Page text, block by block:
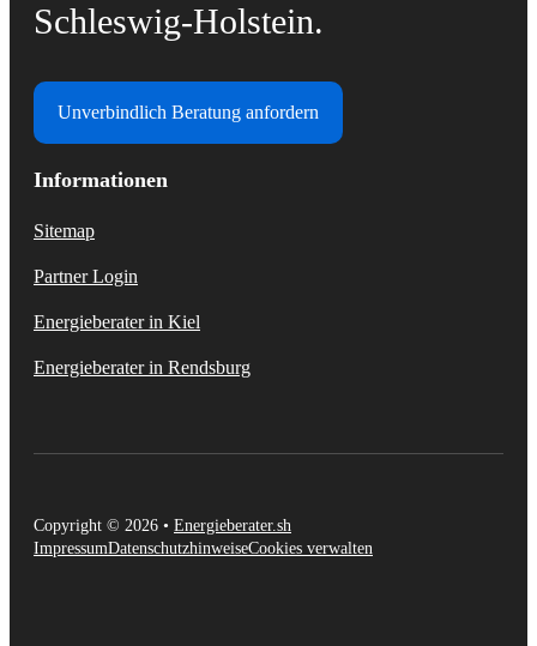
Informationen
Sitemap
Partner Login
Energieberater in Kiel
Energieberater in Rendsburg
Schleswig-Holstein.
Unverbindlich Beratung anfordern
Copyright © 2026 • Energieberater.sh
ImpressumDatenschutzhinweiseCookies verwalten